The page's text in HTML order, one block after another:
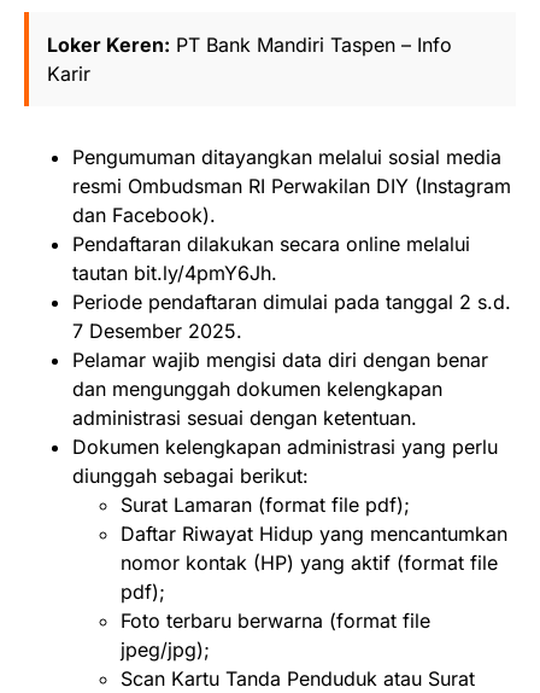
Loker Keren: PT Bank Mandiri Taspen – Info
Karir
Pengumuman ditayangkan melalui sosial media
resmi Ombudsman RI Perwakilan DIY (Instagram
dan Facebook).
Pendaftaran dilakukan secara online melalui
tautan bit.ly/4pmY6Jh.
Periode pendaftaran dimulai pada tanggal 2 s.d.
7 Desember 2025.
Pelamar wajib mengisi data diri dengan benar
dan mengunggah dokumen kelengkapan
administrasi sesuai dengan ketentuan.
Dokumen kelengkapan administrasi yang perlu
diunggah sebagai berikut:
Surat Lamaran (format file pdf);
Daftar Riwayat Hidup yang mencantumkan
nomor kontak (HP) yang aktif (format file
pdf);
Foto terbaru berwarna (format file
jpeg/jpg);
Scan Kartu Tanda Penduduk atau Surat